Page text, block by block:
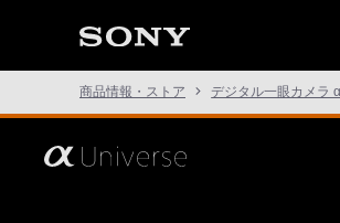
商品情報・ストア デジタル一眼カメラ α
さ
あ、
世
へ。
α